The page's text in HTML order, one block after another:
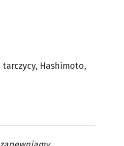
Hashimoto,